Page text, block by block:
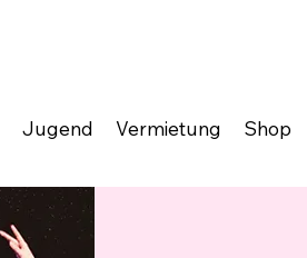
Jugend Vermietung Shop